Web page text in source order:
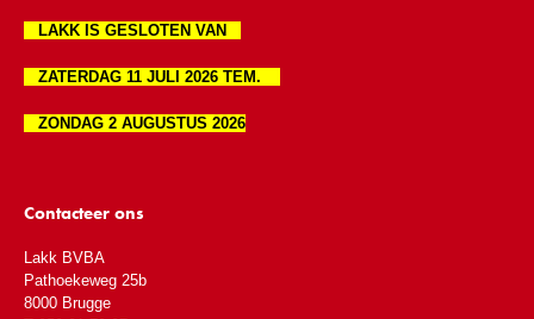
LAKK IS GESLOTEN VAN
ZATERDAG 11 JULI 2026 TEM.
ZONDAG 2 AUGUSTUS 2026
Contacteer ons
Lakk BVBA
Pathoekeweg 25b
8000 Brugge